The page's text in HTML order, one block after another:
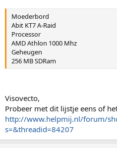
Moederbord
Abit KT7 A-Raid
Processor
AMD Athlon 1000 Mhz
Geheugen
256 MB SDRam
Visovecto,
Probeer met dit lijstje eens of
http://www.helpmij.nl/forum/
s=&threadid=84207